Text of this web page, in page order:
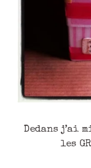
Dedans j’ai
les